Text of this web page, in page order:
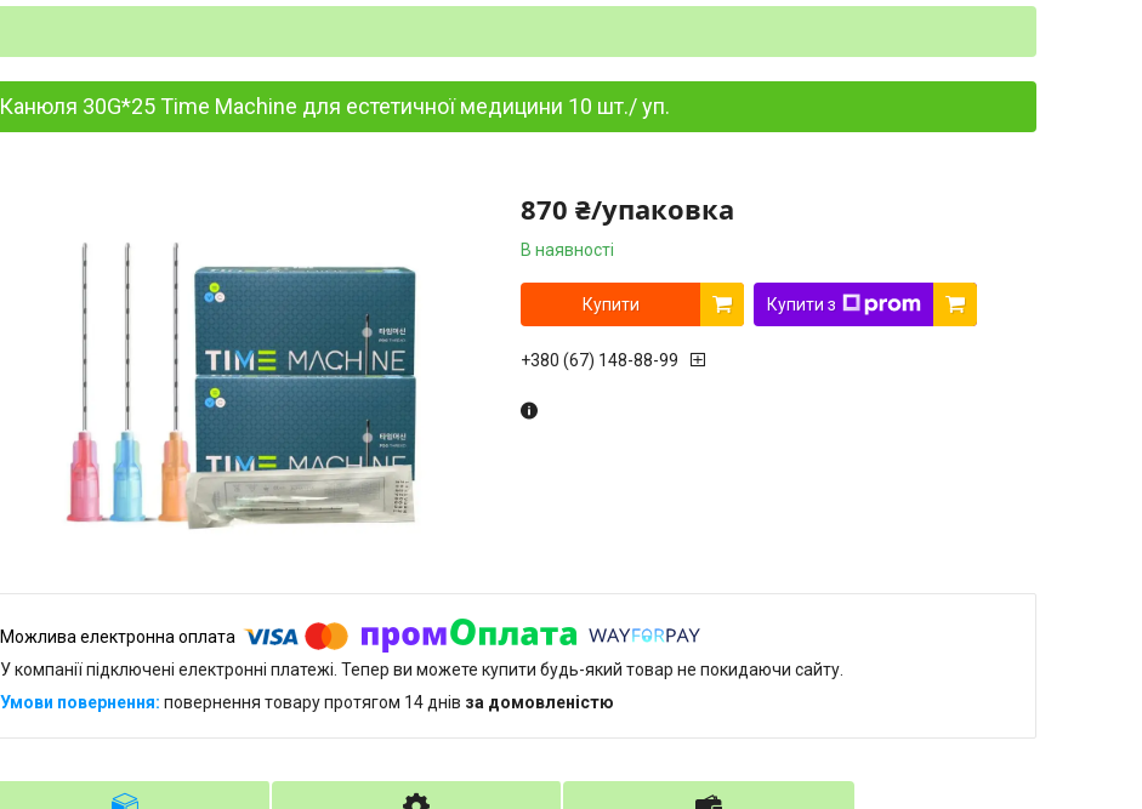
Канюля 30G*25 Time Machine для естетичної медицини 10 шт./ уп.
870 ₴/упаковка
В наявності
Купити Купити з
+380 (67) 148-88-99
У компанії підключені електронні платежі. Тепер ви можете купити будь-який товар не покидаючи сайту.
повернення товару протягом 14 днів за домовленістю